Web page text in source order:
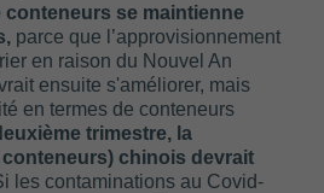
conteneurs se maintienne
parce que l’approvisionnement
en raison du Nouvel An
ensuite s'améliorer, mais
en termes de conteneurs
trimestre, la
chinois devrait
les contaminations au Covid-